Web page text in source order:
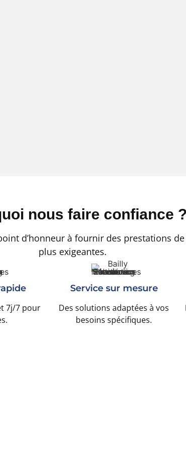
nous faire confiance
d’honneur à fournir des prestations
plus exigeantes.
7j/7 pour
Service sur mesure
Des solutions adaptées à vos
besoins spécifiques.